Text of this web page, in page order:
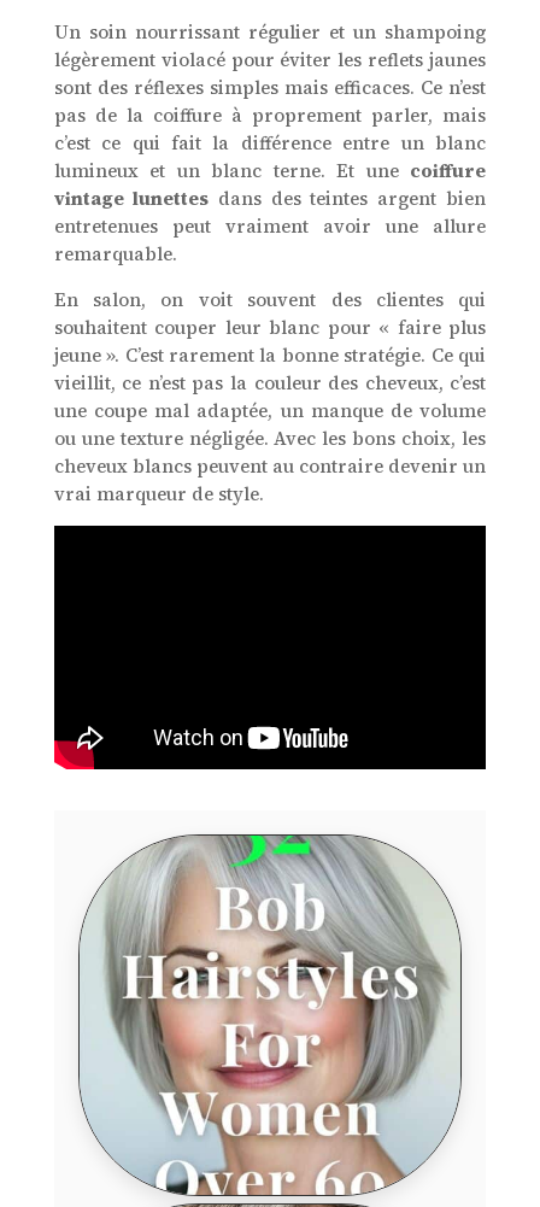
Un soin nourrissant régulier et un shampoing
légèrement violacé pour éviter les reflets jaunes
sont des réflexes simples mais efficaces. Ce n’est
pas de la coiffure à proprement parler, mais
c’est ce qui fait la différence entre un blanc
lumineux et un blanc terne. Et une coiffure
vintage lunettesdans des teintes argent bien
entretenues peut vraiment avoir une allure
remarquable.
En salon, on voit souvent des clientes qui
souhaitent couper leur blanc pour « faire plus
jeune ». C’est rarement la bonne stratégie. Ce qui
vieillit, ce n’est pas la couleur des cheveux, c’est
une coupe mal adaptée, un manque de volume
ou une texture négligée. Avec les bons choix, les
cheveux blancs peuvent au contraire devenir un
vrai marqueur de style.